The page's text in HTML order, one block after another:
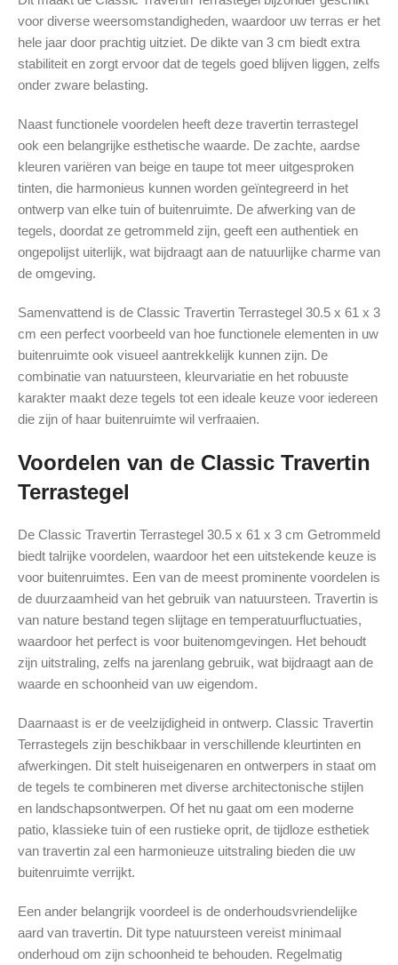
voor diverse weersomstandigheden, waardoor uw terras er het
hele jaar door prachtig uitziet. De dikte van 3 cm biedt extra
stabiliteit en zorgt ervoor dat de tegels goed blijven liggen, zelfs
onder zware belasting.
Naast functionele voordelen heeft deze travertin terrastegel
ook een belangrijke esthetische waarde. De zachte, aardse
kleuren variëren van beige en taupe tot meer uitgesproken
tinten, die harmonieus kunnen worden geïntegreerd in het
ontwerp van elke tuin of buitenruimte. De afwerking van de
tegels, doordat ze getrommeld zijn, geeft een authentiek en
ongepolijst uiterlijk, wat bijdraagt aan de natuurlijke charme van
de omgeving.
Samenvattend is de Classic Travertin Terrastegel 30.5 x 61 x 3
cm een perfect voorbeeld van hoe functionele elementen in uw
buitenruimte ook visueel aantrekkelijk kunnen zijn. De
combinatie van natuursteen, kleurvariatie en het robuuste
karakter maakt deze tegels tot een ideale keuze voor iedereen
die zijn of haar buitenruimte wil verfraaien.
Voordelen van de Classic Travertin
Terrastegel
De Classic Travertin Terrastegel 30.5 x 61 x 3 cm Getrommeld
biedt talrijke voordelen, waardoor het een uitstekende keuze is
voor buitenruimtes. Een van de meest prominente voordelen is
de duurzaamheid van het gebruik van natuursteen. Travertin is
van nature bestand tegen slijtage en temperatuurfluctuaties,
waardoor het perfect is voor buitenomgevingen. Het behoudt
zijn uitstraling, zelfs na jarenlang gebruik, wat bijdraagt aan de
waarde en schoonheid van uw eigendom.
Daarnaast is er de veelzijdigheid in ontwerp. Classic Travertin
Terrastegels zijn beschikbaar in verschillende kleurtinten en
afwerkingen. Dit stelt huiseigenaren en ontwerpers in staat om
de tegels te combineren met diverse architectonische stijlen
en landschapsontwerpen. Of het nu gaat om een moderne
patio, klassieke tuin of een rustieke oprit, de tijdloze esthetiek
van travertin zal een harmonieuze uitstraling bieden die uw
buitenruimte verrijkt.
Een ander belangrijk voordeel is de onderhoudsvriendelijke
aard van travertin. Dit type natuursteen vereist minimaal
onderhoud om zijn schoonheid te behouden. Regelmatig